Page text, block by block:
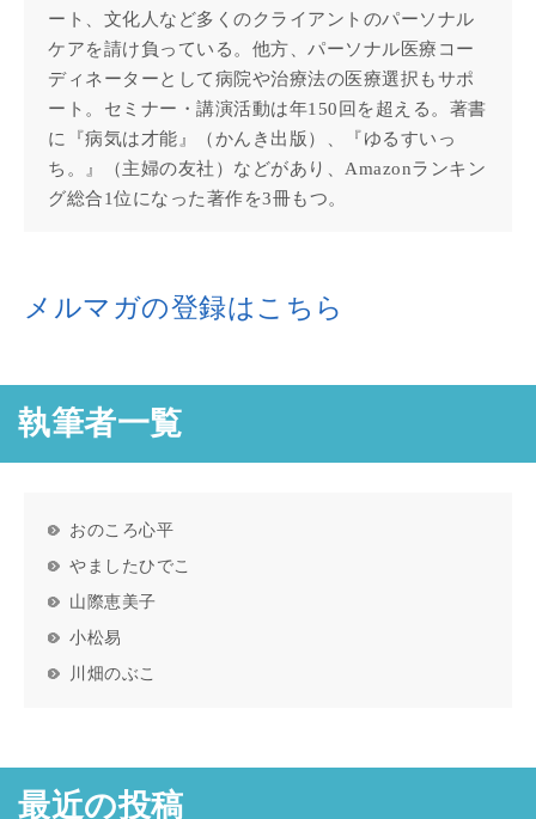
ート、文化人など多くのクライアントのパーソナル
ケアを請け負っている。他方、パーソナル医療コー
ディネーターとして病院や治療法の医療選択もサポ
ート。セミナー・講演活動は年150回を超える。著書
に『病気は才能』（かんき出版）、『ゆるすいっ
ち。』（主婦の友社）などがあり、Amazonランキン
グ総合1位になった著作を3冊もつ。
メルマガの登録はこちら
執筆者一覧
おのころ心平
やましたひでこ
山際恵美子
小松易
川畑のぶこ
最近の投稿